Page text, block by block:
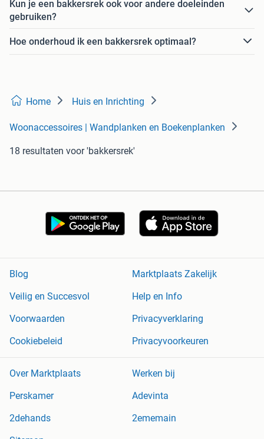
Kun je een bakkersrek ook voor andere doeleinden
gebruiken?
Hoe onderhoud ik een bakkersrek optimaal?
Home Huis en Inrichting
Woonaccessoires | Wandplanken en Boekenplanken
18 resultaten voor 'bakkersrek'
Blog
Marktplaats Zakelijk
Veilig en Succesvol
Help en Info
Voorwaarden
Privacyverklaring
Cookiebeleid
Privacyvoorkeuren
Over Marktplaats
Werken bij
Perskamer
Adevinta
2dehands
2ememain